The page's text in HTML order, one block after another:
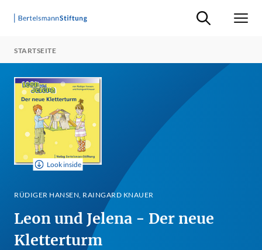
Suche ein-/
STARTSEITE
Look inside
RÜDIGER HANSEN, RAINGARD KNAUER
Leon und Jelena - Der neue
Kletterturm